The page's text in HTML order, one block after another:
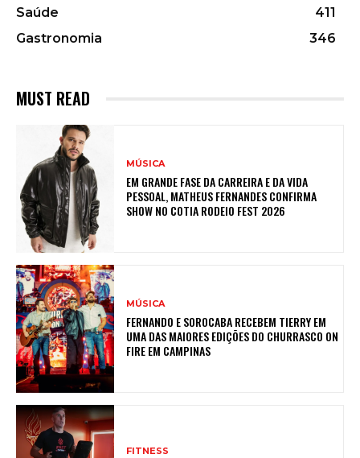
Saúde
411
Gastronomia
346
MUST READ
MÚSICA
EM GRANDE FASE DA CARREIRA E DA VIDA
PESSOAL, MATHEUS FERNANDES CONFIRMA
SHOW NO COTIA RODEIO FEST 2026
MÚSICA
FERNANDO E SOROCABA RECEBEM TIERRY EM
UMA DAS MAIORES EDIÇÕES DO CHURRASCO ON
FIRE EM CAMPINAS
FITNESS